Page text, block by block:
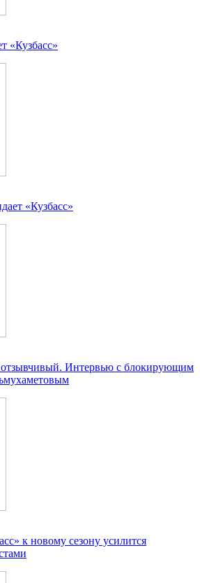
«Кузбасс»
«Кузбасс»
Интервью с блокирующим
к новому сезону усилится